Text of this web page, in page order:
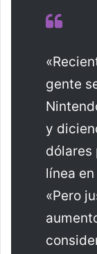
gente
y
dólares
línea
«Pero